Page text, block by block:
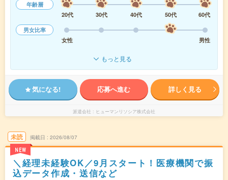
年齢層
20代
30代 40代 50代
60代
男女比率
女性
男性
もっと見る
気になる! 応募へ進む 詳しく見る
派遣会社 ヒューマンリソシア株式会社
未読
NEW
掲載日 2026/08/07
＼経理未経験OK／9月スタート！医療機関で振
込データ作成・送信など